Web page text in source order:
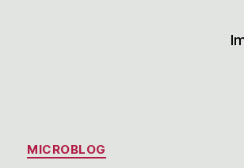
Kategorien
MICROBLOG